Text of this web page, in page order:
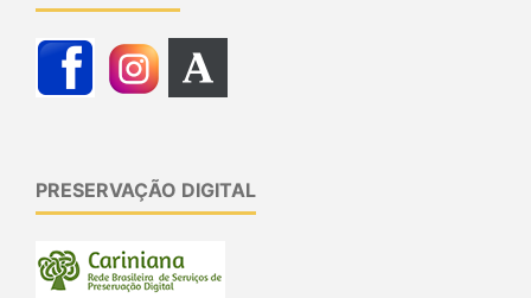
PRESERVAÇÃO DIGITAL